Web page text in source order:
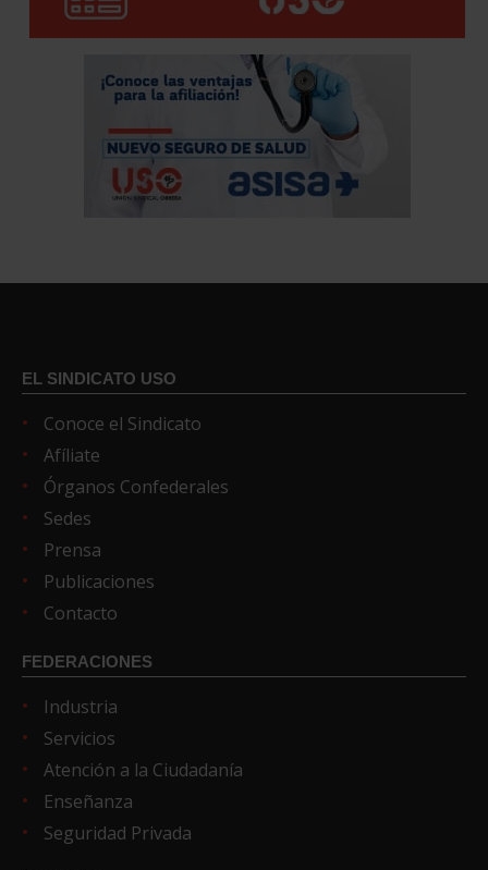
EL SINDICATO USO
Conoce el Sindicato
Afíliate
Órganos Confederales
Sedes
Prensa
Publicaciones
Contacto
FEDERACIONES
Industria
Servicios
Atención a la Ciudadanía
Enseñanza
Seguridad Privada